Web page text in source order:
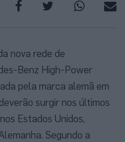
nova rede de
Benz High-Power
pela marca alemã em
surgir nos últimos
Estados Unidos,
Segundo a